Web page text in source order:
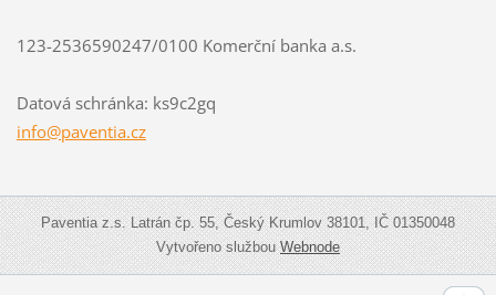
123-2536590247/0100 Komerční banka a.s.
Datová schránka: ks9c2gq
info@paventia.cz
Paventia z.s. Latrán čp. 55, Český Krumlov 38101, IČ 01350048
Vytvořeno službouWebnode